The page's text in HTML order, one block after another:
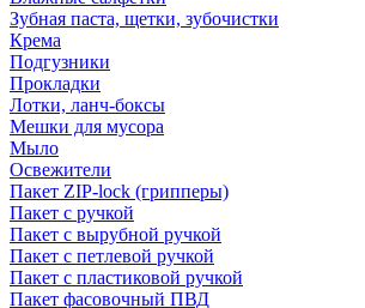
Зубная паста, щетки, зубочистки
Крема
Подгузники
Прокладки
Лотки, ланч-боксы
Мешки для мусора
Мыло
Освежители
Пакет ZIP-lock (грипперы)
Пакет с ручкой
Пакет с вырубной ручкой
Пакет с петлевой ручкой
Пакет с пластиковой ручкой
Пакет фасовочный ПВД